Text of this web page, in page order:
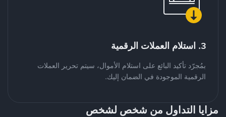
3. استلام العملات الرقمية
بمُجرّد تأكيد البائع على استلام الأموال، سيتم تحرير العملات
الرقمية الموجودة في الضمان إليك.
مزايا التداول من شخص لشخص